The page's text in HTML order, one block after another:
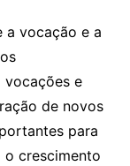
a vocação e a
vocações e
de novos
para
crescimento